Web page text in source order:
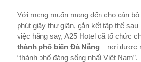
Với mong muốn mang đến cho cán
phút giây thư giãn, gắn kết tập thể sau
việc hăng say, A25 Hotel đã tổ chức
thành phố biển Đà Nẵng – nơi được
“thành phố đáng sống nhất Việt Nam”.